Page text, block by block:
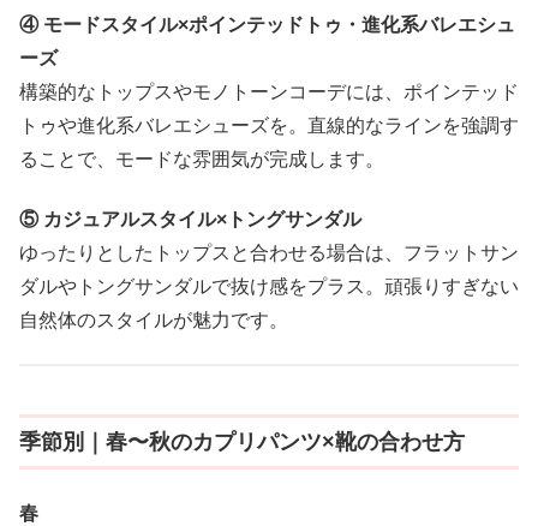
④ モードスタイル×ポインテッドトゥ・進化系バレエシュ
ーズ
構築的なトップスやモノトーンコーデには、ポインテッド
トゥや進化系バレエシューズを。直線的なラインを強調す
ることで、モードな雰囲気が完成します。
⑤ カジュアルスタイル×トングサンダル
ゆったりとしたトップスと合わせる場合は、フラットサン
ダルやトングサンダルで抜け感をプラス。頑張りすぎない
自然体のスタイルが魅力です。
季節別｜春〜秋のカプリパンツ×靴の合わせ方
春